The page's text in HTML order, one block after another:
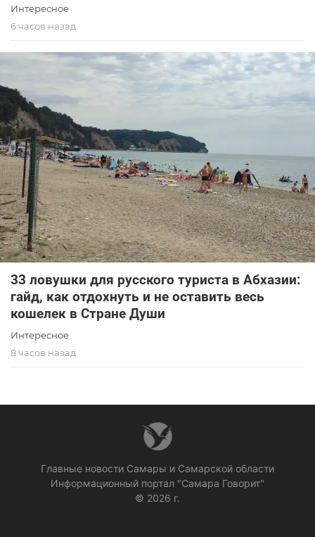
Интересное
6 часов назад
33 ловушки для русского туриста в Абхазии:
гайд, как отдохнуть и не оставить весь
кошелек в Стране Души
Интересное
8 часов назад
Главные новости Самары и Самарской области
Информационный портал "Самара Говорит"
© 2026 г.